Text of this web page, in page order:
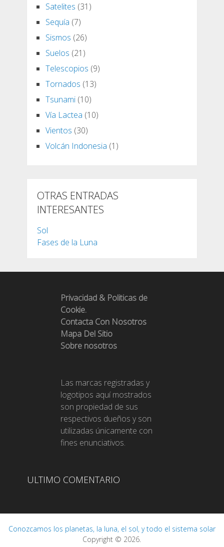
Satelites (31)
Sequía (7)
Sismos (26)
Suelos (21)
Telescopios (9)
Tornados (13)
Tsunami(10)
Vía Lactea (10)
Vientos (30)
Volcán Indonesia (1)
OTRAS ENTRADAS
INTERESANTES
Sol
Fases de la Luna
Privacidad & Politicas de
Cookie.
Contacta Con Nosotros
Mapa Del Sitio
Sobre nosotros
Las marcas registradas y
logotipos aquí mostrados
son propiedad de sus
respectivos dueños y son
utilizadas únicamente con
fines enunciativos.
ULTIMO COMENTARIO
Conozcamos los planetas, la luna, el sol, y todo el sistema solar
Copyright © 2026.